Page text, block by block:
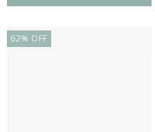
62% OFF